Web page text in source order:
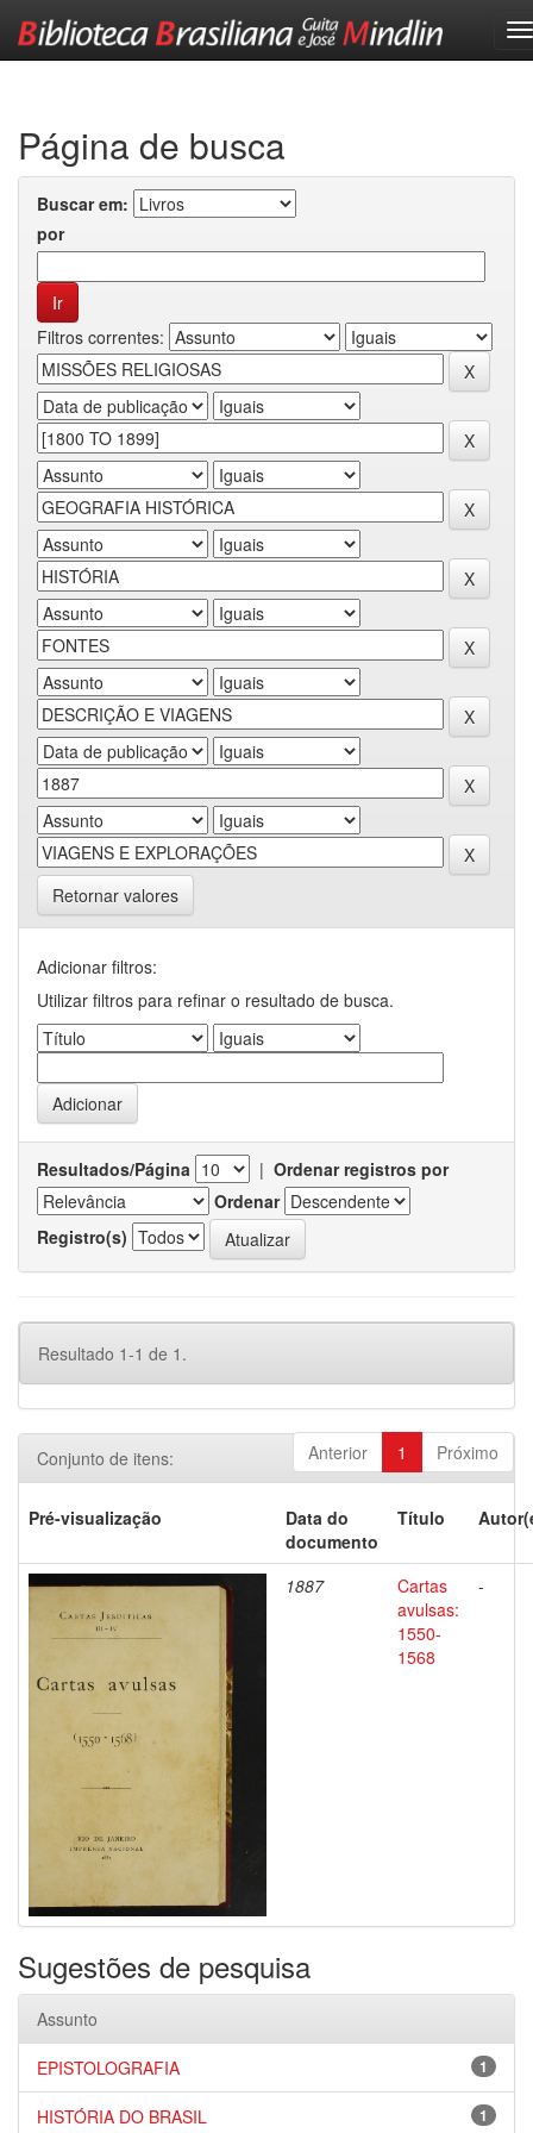
Página de busca
Buscar em:
por
Filtros correntes:
Retornar valores
Adicionar filtros:
Utilizar filtros para refinar o resultado de busca.
Resultados/Página | Ordenar registros por
Ordenar
Registro(s)
Resultado 1-1 de 1.
Anterior 1 Próximo
Conjunto de itens:
Pré-visualização
Data do
documento
Título
1887
Cartas
avulsas:
1550-
1568
-
Sugestões de pesquisa
Assunto
1
EPISTOLOGRAFIA
1
HISTÓRIA DO BRASIL